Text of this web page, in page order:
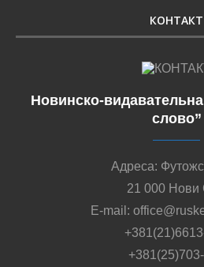
КОНТАКТ
Новинско-
слово”
Адреса:
21 000 Нови
E-mail:
+381(25)703-